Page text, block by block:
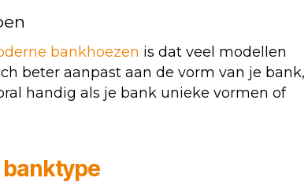
bankhoezen is dat veel modellen
beter aanpast aan de vorm van je bank,
handig als je bank unieke vormen of